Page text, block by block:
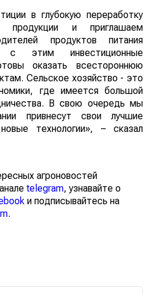
в глубокую переработку
продукции и приглашаем
продуктов питания
с этим инвестиционные
оказать всестороннюю
Сельское хозяйство - это
где имеется большой
В свою очередь мы
привнесут свои лучшие
технологии», – сказал
агроновостей
telegram, узнавайте о
и подписывайтесь на
.